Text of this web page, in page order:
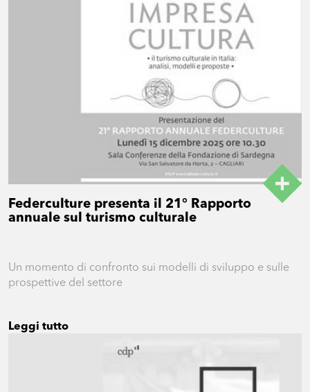
Federculture presenta il 21° Rapporto
annuale sul turismo culturale
Un momento di confronto sui modelli di sviluppo e sulle
prospettive del settore
Leggi tutto